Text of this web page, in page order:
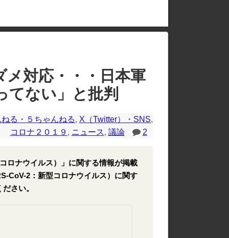
イアウトが崩れたりする場合があります。
メ対応・・・日本軍
てない」と批判
ねる・５ちゃんねる, X（Twitter）・SNS,
コロナ２０１９ , ニュース, 議論 2
ロナウイルス）」に関する情報が掲載
CoV-2：新型コロナウイルス）に関す
さい。